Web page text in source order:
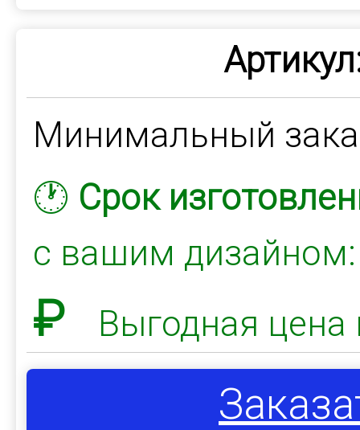
Минимальный
🕐 Срок
с вашим
₽ Выгодная